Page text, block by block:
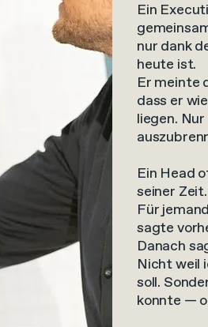
Ein
nur dank
heute ist.
Er meinte
dass er
liegen.
Ein Head
seiner Zeit.
Für
sagte
Danach
Nicht weil
soll.
konnte —